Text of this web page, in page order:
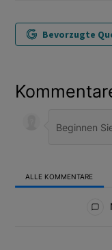
Bevorzugte
ALLE KOMMENTARE